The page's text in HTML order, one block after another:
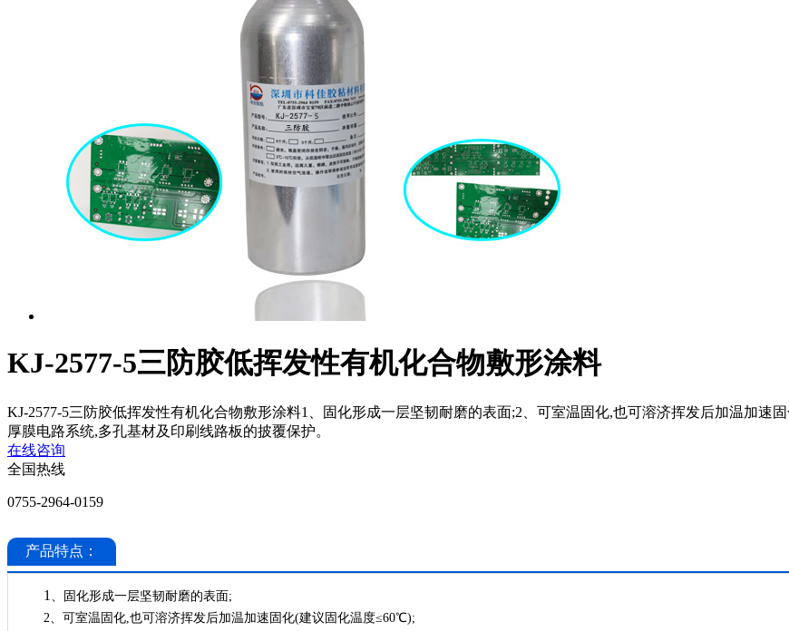
KJ-2577-5三防胶低挥发性有机化合物敷形涂料
KJ-2577-5三防胶低挥发性有机化合物敷形涂料1、固化形成一层坚韧耐磨的表面;2、可室温固化,也可溶济挥发后加温加
厚膜电路系统,多孔基材及印刷线路板的披覆保护。
在线咨询
全国热线
0755-2964-0159
产品特点：
1 固化形成一层坚韧耐磨的表面;
2、 可室温固化 ,也可溶济挥发后加温加速固化(建议固化温度≤60℃);